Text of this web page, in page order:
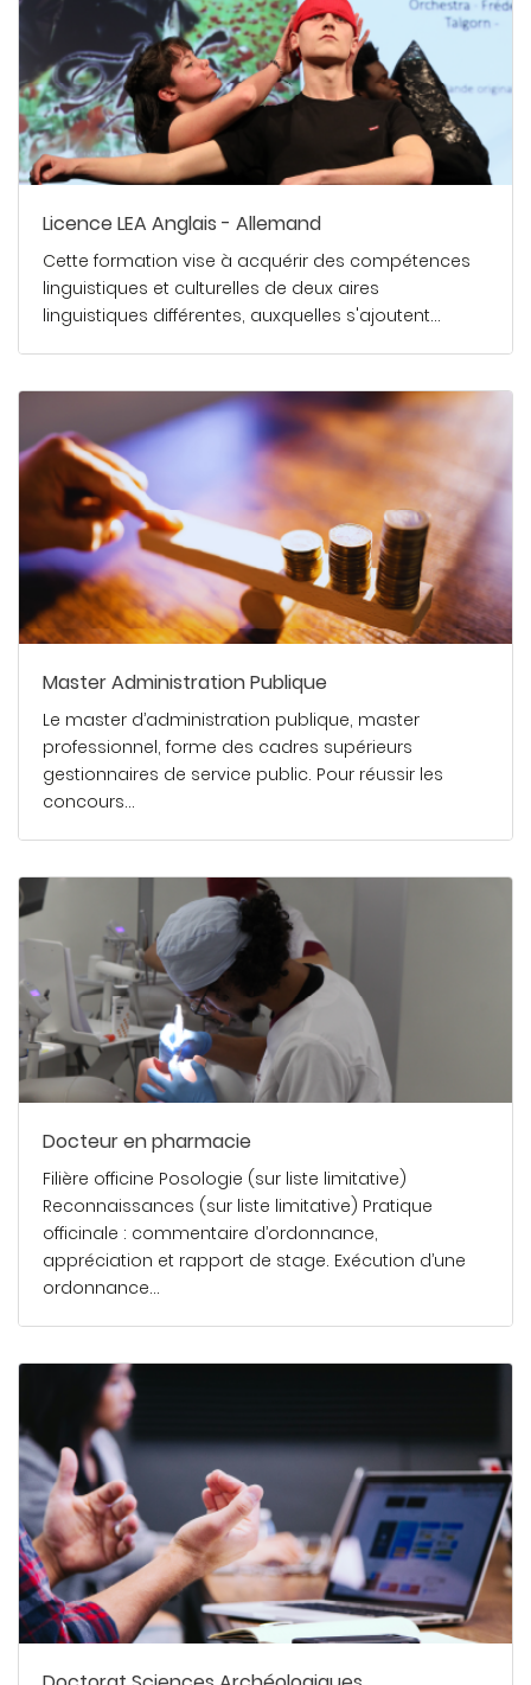
Licence LEA Anglais - Allemand
Cette formation vise à acquérir des compétences
linguistiques et culturelles de deux aires
linguistiques différentes, auxquelles s'ajoutent…
Master Administration Publique
Le master d’administration publique, master
professionnel, forme des cadres supérieurs
gestionnaires de service public. Pour réussir les
concours…
Docteur en pharmacie
Filière officine Posologie (sur liste limitative)
Reconnaissances (sur liste limitative) Pratique
officinale : commentaire d’ordonnance,
appréciation et rapport de stage. Exécution d’une
ordonnance…